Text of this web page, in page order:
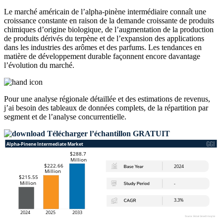
Le marché américain de l’alpha-pinène intermédiaire connaît une
croissance constante en raison de la demande croissante de produits
chimiques d’origine biologique, de l’augmentation de la production
de produits dérivés du terpène et de l’expansion des applications
dans les industries des arômes et des parfums. Les tendances en
matière de développement durable façonnent encore davantage
l’évolution du marché.
Pour une analyse régionale détaillée et des estimations de revenus,
j’ai besoin des tableaux de données complets, de la répartition par
segment et de l’analyse concurrentielle.
Télécharger l’échantillon GRATUIT